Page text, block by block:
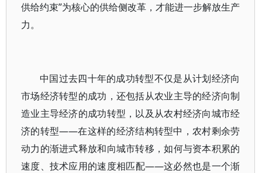
供给约束”为核心的供给侧改革，才能进一步解放生产
力。
中国过去四十年的成功转型不仅是从计划经济向
市场经济转型的成功，还包括从农业主导的经济向制
造业主导经济的成功转型，以及从农村经济向城市经
济的转型——在这样的经济结构转型中，农村剩余劳
动力的渐进式释放和向城市转移，如何与资本积累的
速度、技术应用的速度相匹配——这必然也是一个渐